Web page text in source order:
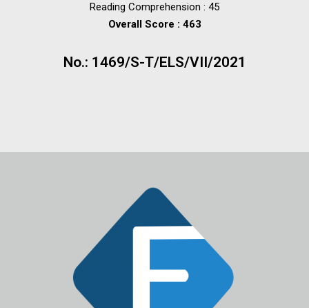
Reading Comprehension : 45
Overall Score : 463
No.: 1469/S-T/ELS/VII/2021